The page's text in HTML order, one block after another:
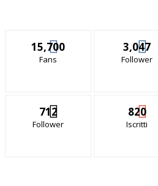
15,700
Fans
3,047
Follower
712
Follower
820
Iscritti